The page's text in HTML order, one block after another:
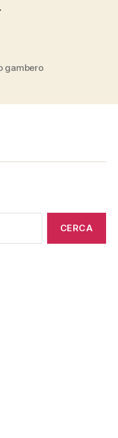
gambero